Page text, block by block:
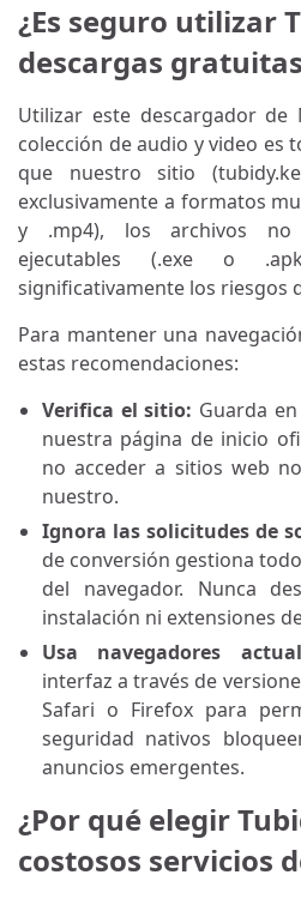
¿Es seguro utilizar
descargas
Utilizar este descargador de
colección de audio y video es
que nuestro sitio
exclusivamente a formatos
y .mp4), los archivos no
ejecutables (.exe o
significativamente los riesgos
Para mantener una
estas recomendaciones:
Verifica el sitio: Guarda
nuestra página de inicio
no acceder a sitios web
nuestro.
Ignora las solicitudes de
de conversión gestiona
del navegador. Nunca
instalación ni extensiones
Usa navegadores
interfaz a través de
Safari o Firefox para
seguridad nativos
anuncios emergentes.
¿Por qué elegir
costosos servicios